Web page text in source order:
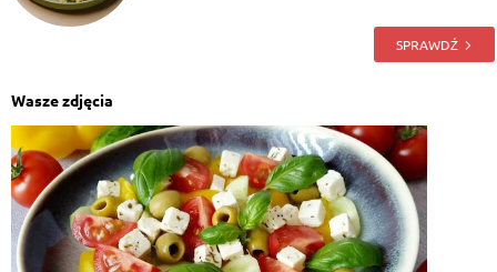
SPRAWDŹ
Wasze zdjęcia